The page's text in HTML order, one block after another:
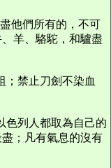
他們所有的，不可
羊、駱駝，和驢盡
；禁止刀劍不染血
色列人都取為自己的
；凡有氣息的沒有